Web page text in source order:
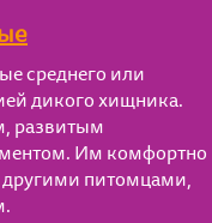
среднего или
дикого хищника.
развитым
Им комфортно
другими питомцами,